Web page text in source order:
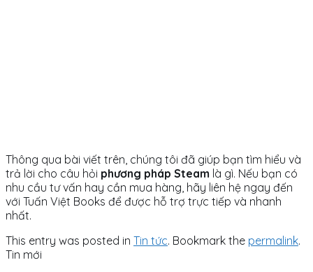
Thông qua bài viết trên, chúng tôi đã giúp bạn tìm hiểu và
trả lời cho câu hỏi phương pháp Steam là gì. Nếu bạn có
nhu cầu tư vấn hay cần mua hàng, hãy liên hệ ngay đến
với Tuấn Việt Books để được hỗ trợ trực tiếp và nhanh
nhất.
This entry was posted in Tin tức. Bookmark the permalink.
Tin mới